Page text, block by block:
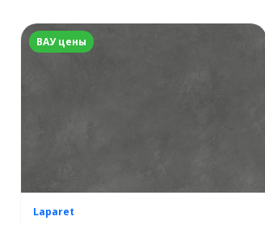
ВАУ цены
Laparet